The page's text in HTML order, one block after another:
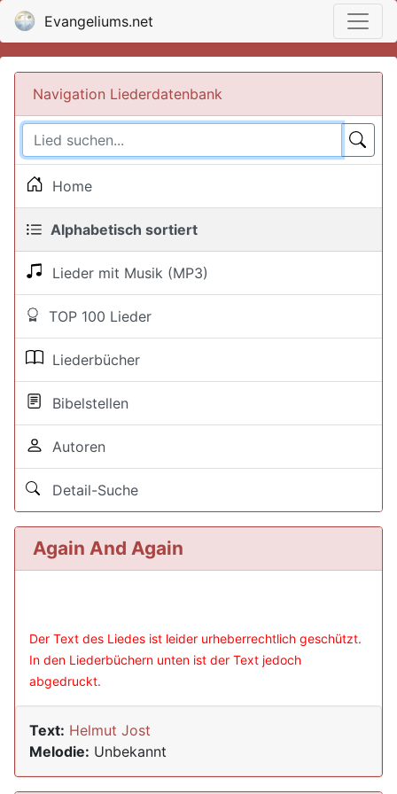
Evangeliums.net
Navigation Liederdatenbank
Home
Alphabetisch sortiert
Lieder mit Musik (MP3)
TOP 100 Lieder
Liederbücher
Bibelstellen
Autoren
Detail-Suche
Again And Again
Der Text des Liedes ist leider urheberrechtlich geschützt.
In den Liederbüchern unten ist der Text jedoch
abgedruckt.
Text: Helmut Jost
Melodie: Unbekannt